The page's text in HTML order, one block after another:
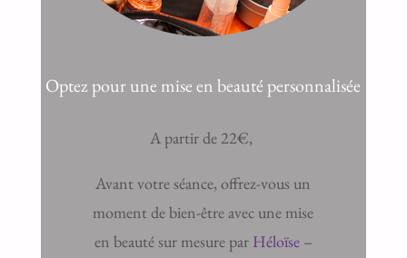
Optez pour une mise en beauté personnalisée
A partir de 22€,
Avant votre séance, offrez-vous un
moment de bien-être avec une mise
en beauté sur mesure par Héloïse –